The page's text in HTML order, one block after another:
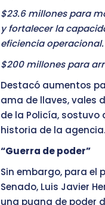
$23.6 millones para
y fortalecer la
eficiencia operacional.
$200 millones para
Destacó aumentos
ama de llaves, vales
de la Policía, sostuvo
historia de la agencia.
“Guerra de poder”
Sin embargo, para el
Senado, Luis Javier
una pugna de poder